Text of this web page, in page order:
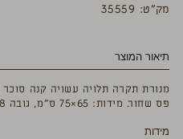
מק”ט: 35559
תיאור המוצר
מנורת תקרה תלויה עשויה קנה
פס שחור. מידות: 65×75 ס”מ, גובה 8 ס”מ
מידות